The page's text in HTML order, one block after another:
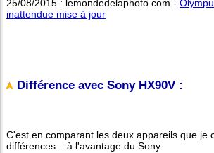
25/08/2015 : lemondedelaphoto.com -
inattendue mise à jour
Différence avec Sony HX90V :
C'est en comparant les deux appareils que je
différences... à l'avantage du Sony.